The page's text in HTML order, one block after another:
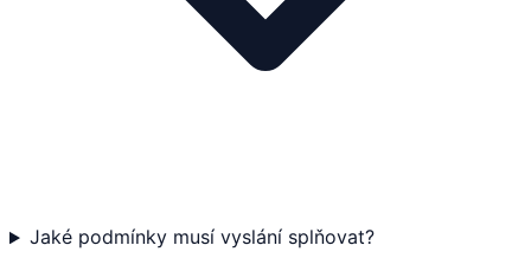
Jaké podmínky musí vyslání splňovat?